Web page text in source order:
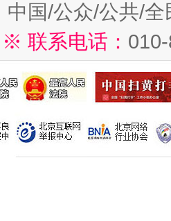
中国/公众/公共/
※ 联系电话：